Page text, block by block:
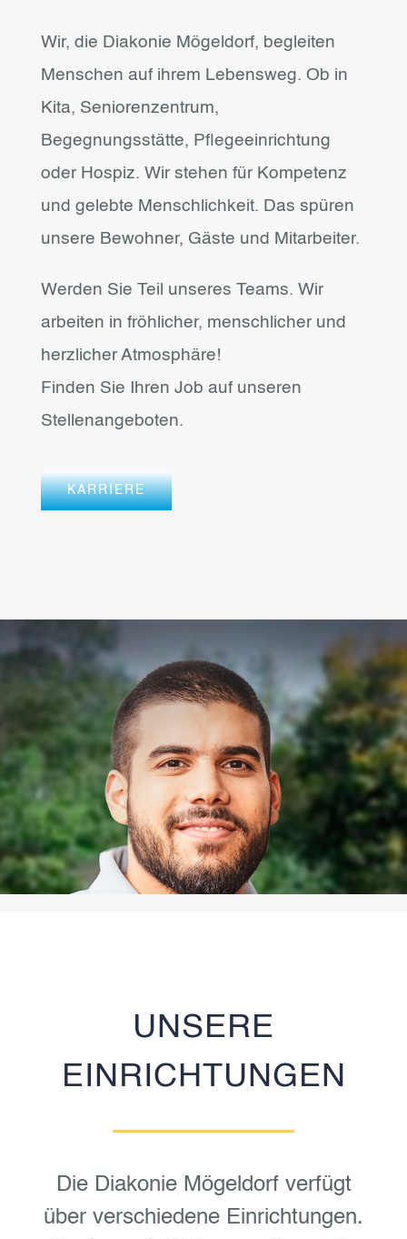
Wir, die Diakonie Mögeldorf, begleiten
Menschen auf ihrem Lebensweg. Ob in
Kita, Seniorenzentrum,
Begegnungsstätte, Pflegeeinrichtung
oder Hospiz. Wir stehen für Kompetenz
und gelebte Menschlichkeit. Das spüren
unsere Bewohner, Gäste und Mitarbeiter.
Werden Sie Teil unseres Teams. Wir
arbeiten in fröhlicher, menschlicher und
herzlicher Atmosphäre!
Finden Sie Ihren Job auf unseren
Stellenangeboten.
KARRIERE
UNSERE
EINRICHTUNGEN
Die Diakonie Mögeldorf verfügt
über verschiedene Einrichtungen.